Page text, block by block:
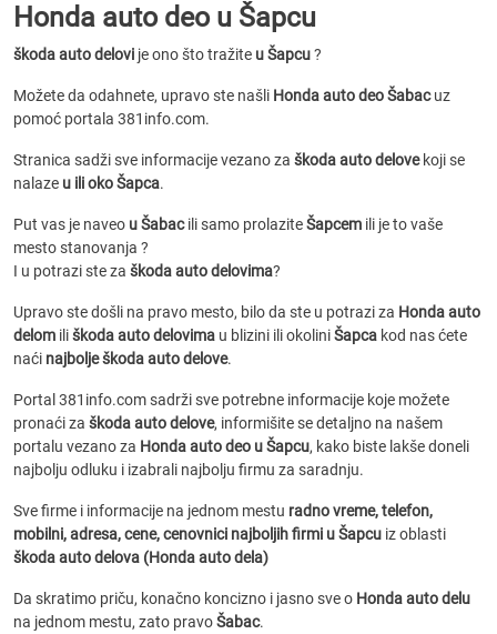
Honda auto deo u Šapcu
škoda auto delovi je ono što tražite u Šapcu?
Možete da odahnete, upravo ste našli Honda auto deo Šabacuz
pomoć portala 381info.com.
Stranica sadži sve informacije vezano za škoda auto delovekoji se
nalaze u ili oko Šapca.
Put vas je naveo u Šabacili samo prolaziteŠapcem ili je to vaše
mesto stanovanja ?
I u potrazi ste za škoda auto delovima?
Upravo ste došli na pravo mesto, bilo da ste u potrazi za Honda auto
delom iliškoda auto delovima u blizini ili okoliniŠapca kod nas ćete
naći najbolje škoda auto delove.
Portal 381info.com sadrži sve potrebne informacije koje možete
pronaći za škoda auto delove, informišite se detaljno na našem
portalu vezano za Honda auto deo u Šapcu, kako biste lakše doneli
najbolju odluku i izabrali najbolju firmu za saradnju.
Sve firme i informacije na jednom mestu radno vreme, telefon,
mobilni, adresa, cene, cenovnici najboljih firmi u Šapcu iz oblasti
škoda auto delova (Honda auto dela)
Da skratimo priču, konačno koncizno i jasno sve o Honda auto delu
na jednom mestu, zato pravoŠabac.